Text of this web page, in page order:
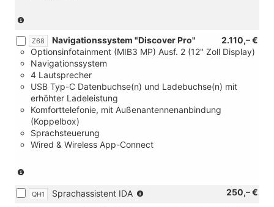
Fahrerhauses
Verbindung
mit
[R27]
Vorbereitet
für
VW
Connect
und
VW
Connect
Z68 2.110,– €
Navigationssystem "Discover Pro"
Optionsinfotainment (MIB3 MP) Ausf. 2 (12'' Zoll Display)
Navigationssystem
4 Lautsprecher
USB Typ-C Datenbuchse(n) und Ladebuchse(n) mit
erhöhter Ladeleistung
Komforttelefonie, mit Außenantennenanbindung
(Koppelbox)
Sprachsteuerung
Wired & Wireless App-Connect
Verbindung
QH1 250,– €
Sprachassistent IDA